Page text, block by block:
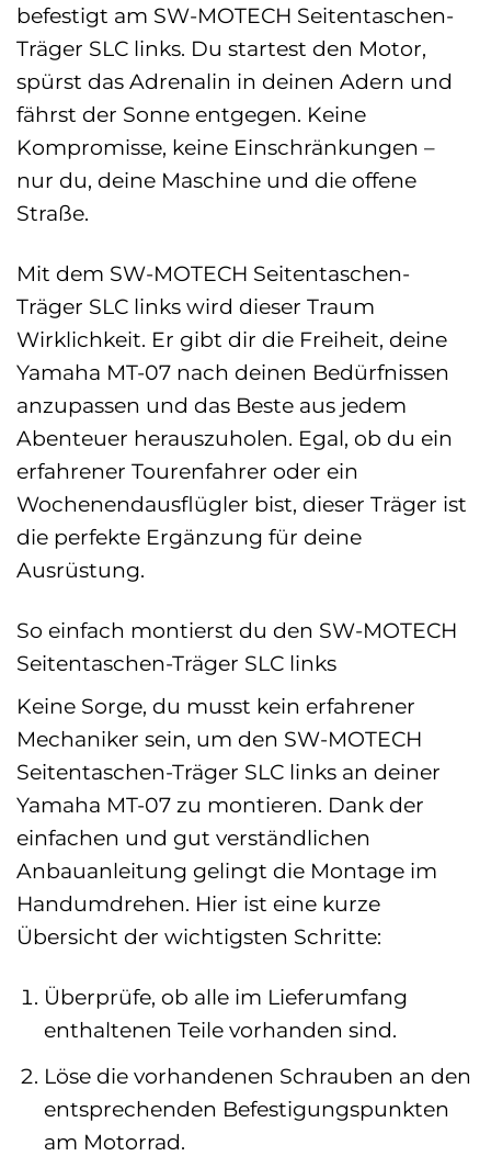
befestigt am SW-MOTECH Seitentaschen-
Träger SLC links. Du startest den Motor,
spürst das Adrenalin in deinen Adern und
fährst der Sonne entgegen. Keine
Kompromisse, keine Einschränkungen –
nur du, deine Maschine und die offene
Straße.
Mit dem SW-MOTECH Seitentaschen-
Träger SLC links wird dieser Traum
Wirklichkeit. Er gibt dir die Freiheit, deine
Yamaha MT-07 nach deinen Bedürfnissen
anzupassen und das Beste aus jedem
Abenteuer herauszuholen. Egal, ob du ein
erfahrener Tourenfahrer oder ein
Wochenendausflügler bist, dieser Träger ist
die perfekte Ergänzung für deine
Ausrüstung.
So einfach montierst du den SW-MOTECH
Seitentaschen-Träger SLC links
Keine Sorge, du musst kein erfahrener
Mechaniker sein, um den SW-MOTECH
Seitentaschen-Träger SLC links an deiner
Yamaha MT-07 zu montieren. Dank der
einfachen und gut verständlichen
Anbauanleitung gelingt die Montage im
Handumdrehen. Hier ist eine kurze
Übersicht der wichtigsten Schritte:
Überprüfe, ob alle im Lieferumfang
enthaltenen Teile vorhanden sind.
Löse die vorhandenen Schrauben an den
entsprechenden Befestigungspunkten
am Motorrad.